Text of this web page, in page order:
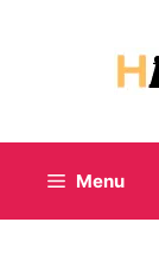
Menu